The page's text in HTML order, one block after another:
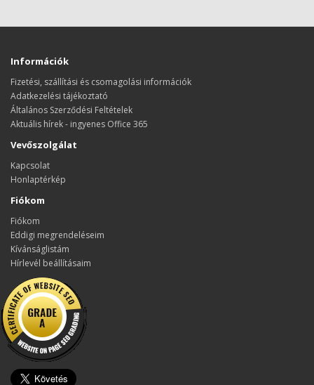
Információk
Fizetési, szállítási és csomagolási információk
Adatkezelési tájékoztató
Általános Szerződési Feltételek
Aktuális hírek - ingyenes Office 365
Vevőszolgálat
Kapcsolat
Honlaptérkép
Fiókom
Fiókom
Eddigi megrendeléseim
Kívánságlistám
Hírlevél beállításaim